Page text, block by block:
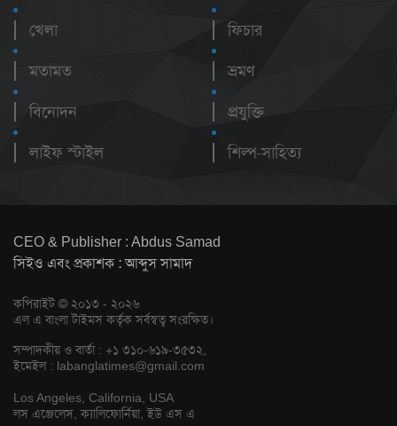
খেলা
মতামত
বিনোদন
লাইফ স্টাইল
ফিচার
ভ্রমণ
প্রযুক্তি
শিল্প-সাহিত্য
CEO & Publisher : Abdus Samad
সিইও এবং প্রকাশক : আব্দুস সামাদ
কপিরাইট © ২০১৩ - ২০২৬
এল এ বাংলা টাইমস কর্তৃক সর্বস্বত্ব সংরক্ষিত।
সম্পাদকীয় ও বার্তা : +১ ৩১০-৬১৯-৩৫৩২,
ইমেইল : labanglatimes@gmail.com
Los Angeles, California, USA
লস এঞ্জেলেস, ক্যালিফোর্নিয়া, ইউ এস এ